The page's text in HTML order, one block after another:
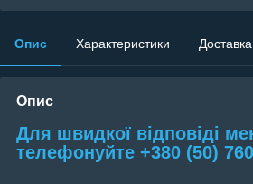
Опис Характеристики Доставка
Опис
Для швидкої відповіді
телефонуйте +380 (50)